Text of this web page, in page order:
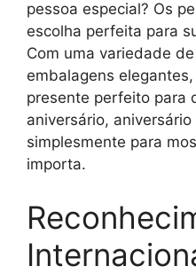
pessoa especial? Os
escolha perfeita para
Com uma variedade
embalagens
presente perfeito para
aniversário,
simplesmente para
importa.